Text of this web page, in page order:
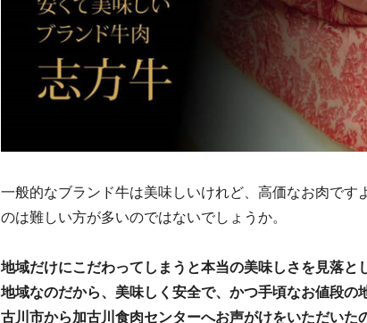
一般的なブランド牛は美味しいけれど、高価なお肉です
のは難しい方が多いのではないでしょうか。
地域だけにこだわってしまうと本当の美味しさを見落と
地域なのだから、美味しく安全で、かつ手頃なお値段
古川市から加古川食肉センターへお声がけをいただいた